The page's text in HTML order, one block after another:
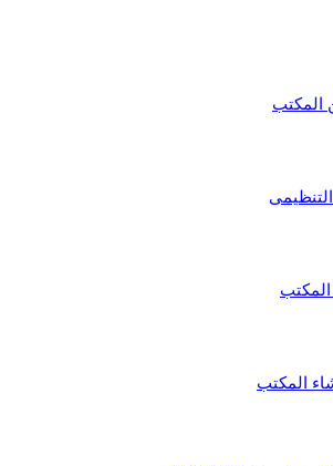
المكتب
التنظيمى
المكتب
المكتب